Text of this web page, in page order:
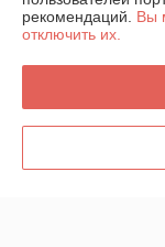
Политика
Сайт создан на
рекомендаций. Вы
отключить их.